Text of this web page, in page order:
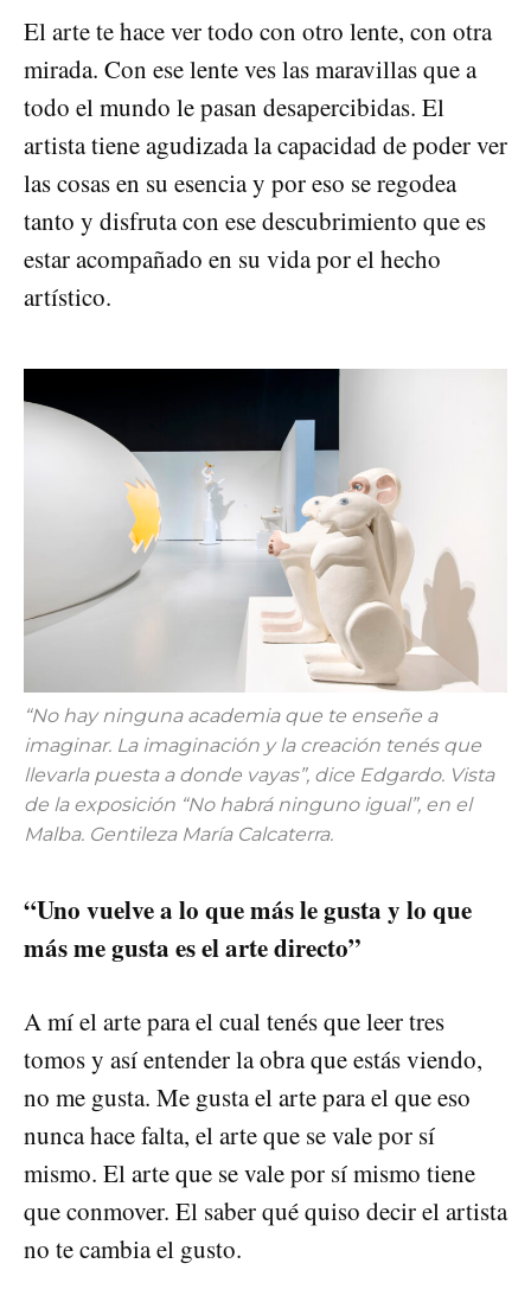
El arte te hace ver todo con otro lente, con otra
mirada. Con ese lente ves las maravillas que a
todo el mundo le pasan desapercibidas. El
artista tiene agudizada la capacidad de poder ver
las cosas en su esencia y por eso se regodea
tanto y disfruta con ese descubrimiento que es
estar acompañado en su vida por el hecho
artístico.
“No hay ninguna academia que te enseñe a
imaginar. La imaginación y la creación tenés que
llevarla puesta a donde vayas”, dice Edgardo. Vista
de la exposición “No habrá ninguno igual”, en el
Malba. Gentileza María Calcaterra.
“Uno vuelve a lo que más le gusta y lo que
más me gusta es el arte directo”
A mí el arte para el cual tenés que leer tres
tomos y así entender la obra que estás viendo,
no me gusta. Me gusta el arte para el que eso
nunca hace falta, el arte que se vale por sí
mismo. El arte que se vale por sí mismo tiene
que conmover. El saber qué quiso decir el artista
no te cambia el gusto.